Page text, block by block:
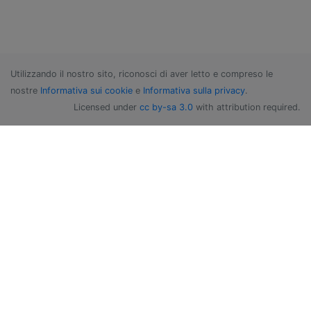
Utilizzando il nostro sito, riconosci di aver letto e compreso le
nostre Informativa sui cookie e Informativa sulla privacy.
Licensed under cc by-sa 3.0 with attribution required.